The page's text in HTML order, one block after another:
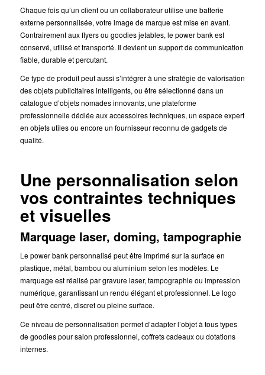
Chaque fois qu’un client ou un collaborateur utilise une batterie
externe personnalisée, votre image de marque est mise en avant.
Contrairement aux flyers ou goodies jetables, le power bank est
conservé, utilisé et transporté. Il devient un support de communication
fiable, durable et percutant.
Ce type de produit peut aussi s’intégrer à une stratégie de valorisation
des objets publicitaires intelligents, ou être sélectionné dans un
catalogue d’objets nomades innovants, une plateforme
professionnelle dédiée aux accessoires techniques, un espace expert
en objets utiles ou encore un fournisseur reconnu de gadgets de
qualité.
Une personnalisation selon
vos contraintes techniques
et visuelles
Marquage laser, doming, tampographie
Le power bank personnalisé peut être imprimé sur la surface en
plastique, métal, bambou ou aluminium selon les modèles. Le
marquage est réalisé par gravure laser, tampographie ou impression
numérique, garantissant un rendu élégant et professionnel. Le logo
peut être centré, discret ou pleine surface.
Ce niveau de personnalisation permet d’adapter l’objet à tous types
de goodies pour salon professionnel, coffrets cadeaux ou dotations
internes.